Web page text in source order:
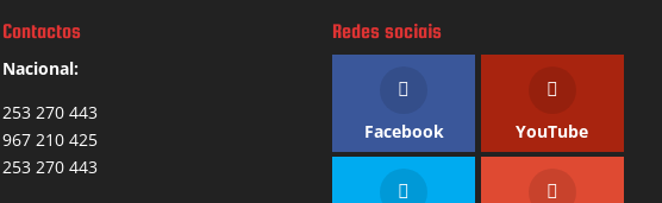
Contactos
Nacional:
253 270 443
967 210 425
253 270 443
Redes sociais
Facebook YouTube